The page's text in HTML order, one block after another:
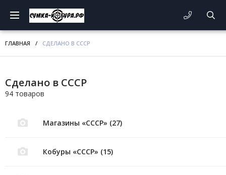
ГЛАВНАЯ / СДЕЛАНО В СССР
Сделано в СССР
94 товаров
Магазины «СССР» (27)
Кобуры «СССР» (15)